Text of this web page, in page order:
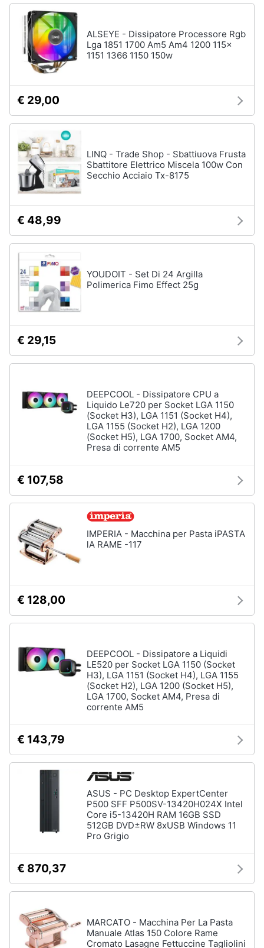
Prima
infanzia
Fotografia
Abbigliamento
Sport
Animali
Libri,
dvd
Festività
ricorrenze
Promozioni
Servizi
ALSEYE - Dissipatore Processore Rgb
Lga 1851 1700 Am5 Am4 1200 115x
1151 1366 1150 150w
€ 29,00
LINQ - Trade Shop - Sbattiuova Frusta
Sbattitore Elettrico Miscela 100w Con
Secchio Acciaio Tx-8175
€ 48,99
YOUDOIT - Set Di 24 Argilla
Polimerica Fimo Effect 25g
€ 29,15
DEEPCOOL - Dissipatore CPU a
Liquido Le720 per Socket LGA 1150
(Socket H3), LGA 1151 (Socket H4),
LGA 1155 (Socket H2), LGA 1200
(Socket H5), LGA 1700, Socket AM4,
Presa di corrente AM5
€ 107,58
IMPERIA - Macchina per Pasta iPASTA
lA RAME -117
€ 128,00
DEEPCOOL - Dissipatore a Liquidi
LE520 per Socket LGA 1150 (Socket
H3), LGA 1151 (Socket H4), LGA 1155
(Socket H2), LGA 1200 (Socket H5),
LGA 1700, Socket AM4, Presa di
corrente AM5
€ 143,79
ASUS - PC Desktop ExpertCenter
P500 SFF P500SV-13420H024X Intel
Core i5-13420H RAM 16GB SSD
512GB DVD±RW 8xUSB Windows 11
Pro Grigio
€ 870,37
MARCATO - Macchina Per La Pasta
Manuale Atlas 150 Colore Rame
Cromato Lasagne Fettuccine Tagliolini